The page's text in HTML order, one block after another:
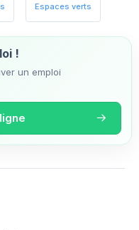
Espaces verts
!
un emploi